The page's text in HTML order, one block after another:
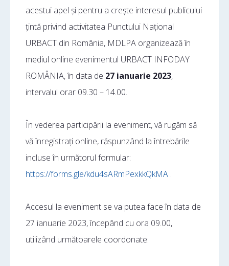
acestui apel și pentru a crește interesul publicului
țintă privind activitatea Punctului Național
URBACT din România, MDLPA organizează în
mediul online evenimentul URBACT INFODAY
ROMÂNIA, în data de 27 ianuarie 2023,
intervalul orar 09.30 – 14.00.
În vederea participării la eveniment, vă rugăm să
vă înregistrați online, răspunzând la întrebările
incluse în următorul formular:
https://forms.gle/kdu4sARmPexkkQkMA .
Accesul la eveniment se va putea face în data de
27 ianuarie 2023, începând cu ora 09.00,
utilizând următoarele coordonate: